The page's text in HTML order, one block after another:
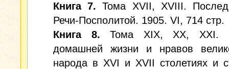
Книга 7. Тома XVII, XVIII.
Речи-Посполитой. 1905. VI, 714 стр.
Книга 8. Тома XIX, XX, XXI.
домашней жизни и нравов
народа в XVI и XVII столетиях и